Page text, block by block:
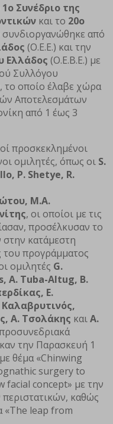
1ο Συνέδριο της
και το 20ο
συνδιοργανώθηκε από
(Ο.Ε.Ε.) και την
Ελλάδος (Ο.Ε.Β.Ε.) με
Συλλόγου
το οποίο έλαβε χώρα
Αποτελεσμάτων
από 1 έως 3
προσκεκλημένοι
ομιλητές, όπως οι S.
P. Shetye, R.
M.Α.
, οι οποίοι με τις
προσέλκυσαν το
κατάμεστη
του προγράμματος
ομιλητές G.
A. Tuba-Altug, B.
Ε.
Α. Τσολάκης καιΑ.
την Παρασκευή 1
με θέμα «Chinwing
surgery to
facial concept» με την
καθώς
«The leap from